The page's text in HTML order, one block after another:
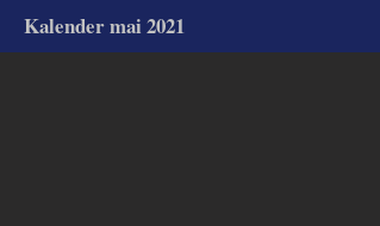
Kalender mai 2021